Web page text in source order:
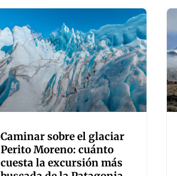
Caminar sobre el glaciar
Perito Moreno: cuánto
cuesta la excursión más